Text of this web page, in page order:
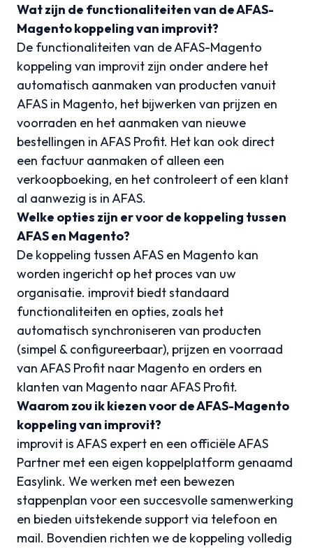
Wat zijn de functionaliteiten van de AFAS-
Magento koppeling van improvit?
De functionaliteiten van de AFAS-Magento
koppeling van improvit zijn onder andere het
automatisch aanmaken van producten vanuit
AFAS in Magento, het bijwerken van prijzen en
voorraden en het aanmaken van nieuwe
bestellingen in AFAS Profit. Het kan ook direct
een factuur aanmaken of alleen een
verkoopboeking, en het controleert of een klant
al aanwezig is in AFAS.
Welke opties zijn er voor de koppeling tussen
AFAS en Magento?
De koppeling tussen AFAS en Magento kan
worden ingericht op het proces van uw
organisatie. improvit biedt standaard
functionaliteiten en opties, zoals het
automatisch synchroniseren van producten
(simpel & configureerbaar), prijzen en voorraad
van AFAS Profit naar Magento en orders en
klanten van Magento naar AFAS Profit.
Waarom zou ik kiezen voor de AFAS-Magento
koppeling van improvit?
improvit is AFAS expert en een officiële AFAS
Partner met een eigen koppelplatform genaamd
Easylink. We werken met een bewezen
stappenplan voor een succesvolle samenwerking
en bieden uitstekende support via telefoon en
mail. Bovendien richten we de koppeling volledig